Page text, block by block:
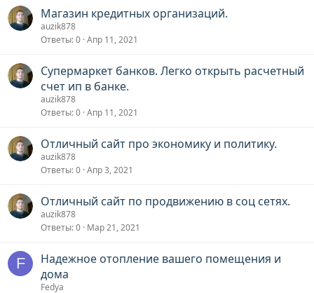
Магазин кредитных организаций.
auzik878
Ответы 0 Апр 11, 2021
Супермаркет банков. Легко открыть расчетный
счет ип в банке.
auzik878
Ответы 0 Апр 11, 2021
Отличный сайт про экономику и политику.
auzik878
Ответы 0 Апр 3, 2021
Отличный сайт по продвижению в соц сетях.
auzik878
Ответы 0 Мар 21, 2021
F
Надежное отопление вашего помещения и
дома
Fedya